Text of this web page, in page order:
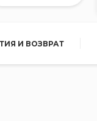
И ВОЗВРАТ